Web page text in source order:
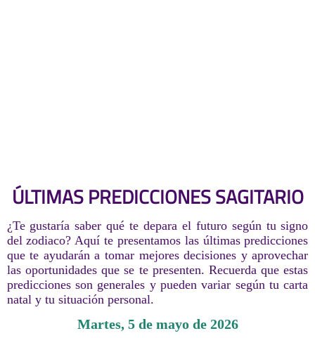
ÚLTIMAS PREDICCIONES SAGITARIO
¿Te gustaría saber qué te depara el futuro según tu signo
del zodiaco? Aquí te presentamos las últimas predicciones
que te ayudarán a tomar mejores decisiones y aprovechar
las oportunidades que se te presenten. Recuerda que estas
predicciones son generales y pueden variar según tu carta
natal y tu situación personal.
martes, 5 de mayo de 2026